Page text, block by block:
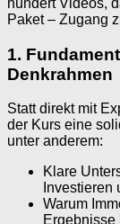
Paket – Zugang
1.
Denkrahmen
Statt direkt mit
der Kurs eine
unter anderem:
Klare
Investieren
Warum
Ergebnisse